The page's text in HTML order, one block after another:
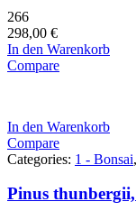
266
298,00 €
In den Warenkorb
Compare
In den Warenkorb
Compare
Categories: 1 - Bonsai,
Pinus